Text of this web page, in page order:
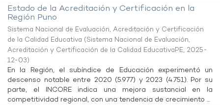
Estado de la Acreditación y Certificación en la
Región Puno
Sistema Nacional de Evaluación, Acreditación y Certificación
de la Calidad Educativa (Sistema Nacional de Evaluación,
Acreditación y Certificación de la Calidad EducativaPE, 2025-
12-03)
En la Región, el subíndice de Educación experimentó un
descenso notable entre 2020 (5.977) y 2023 (4.751). Por su
parte, el INCORE indica una mejora sustancial en la
competitividad regional, con una tendencia de crecimiento ...